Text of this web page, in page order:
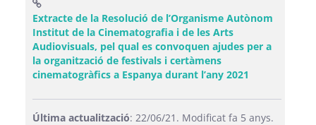
Extracte de la Resolució de l’Organisme Autònom
Institut de la Cinematografia i de les Arts
Audiovisuals, pel qual es convoquen ajudes per a
la organització de festivals i certàmens
cinematogràfics a Espanya durant l’any 2021
Última actualització: 22/06/21. Modificat fa 5 anys.